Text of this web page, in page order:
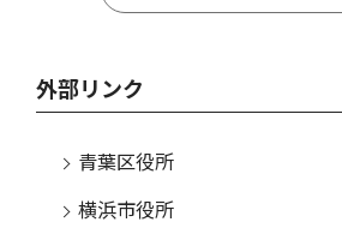
外部リンク
青葉区役所
横浜市役所